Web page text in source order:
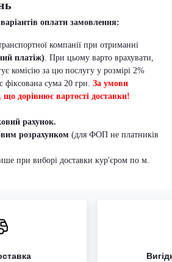
оплати замовлення:
компанії при отриманні
платіж). При цьому варто врахувати,
комісію за цю послугу у розмірі 2%
сума 20 грн. За умови
що дорівнює вартості доставки!
рахунок.
розрахунком (для ФОП не платників
при виборі доставки кур'єром по м.